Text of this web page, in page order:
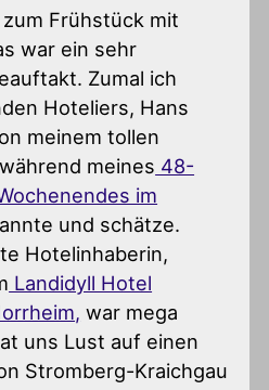
Frühstück mit
war ein sehr
Zumal ich
Hoteliers, Hans
meinem tollen
meines 48-
im
und schätze.
Hotelinhaberin,
Landidyll Hotel
war mega
uns Lust auf einen
Stromberg-Kraichgau